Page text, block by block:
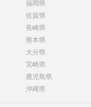
福岡県
佐賀県
長崎県
熊本県
大分県
宮崎県
鹿児島県
沖縄県